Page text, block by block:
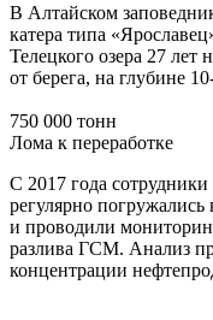
В Алтайском
катера типа
Телецкого озера 27 лет
от берега, на глубине
750 000 тонн
Лома к переработке
С 2017 года
регулярно
и проводили
разлива ГСМ. Анализ
концентрации